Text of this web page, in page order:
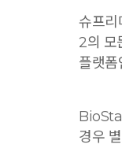
슈프
2의 모
플랫폼
경우